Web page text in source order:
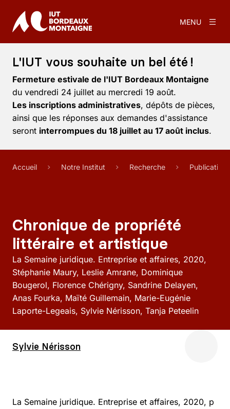
MENU
L'IUT vous souhaite un bel été !
Fermeture estivale de l'IUT Bordeaux Montaigne
du vendredi 24 juillet au mercredi 19 août.
Les inscriptions administratives, dépôts de pièces,
ainsi que les réponses aux demandes d'assistance
seront interrompues du 18 juillet au 17 août inclus.
Accueil Notre Institut Recherche
Chronique de propriété
littéraire et artistique
La Semaine juridique. Entreprise et affaires 2020
Stéphanie Maury, Leslie Amrane, Dominique
Bougerol, Florence Chérigny, Sandrine Delayen,
Anas Fourka, Maïté Guillemain, Marie-Eugénie
Laporte-Legeais, Sylvie Nérisson, Tanja Peteelin
Sylvie Nérisson
La Semaine juridique. Entreprise et affaires, 2020, p